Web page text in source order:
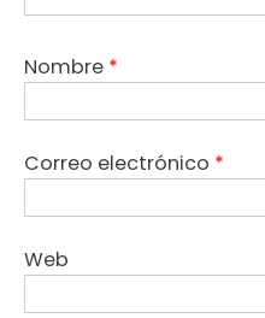
Nombre *
Correo electrónico *
Web